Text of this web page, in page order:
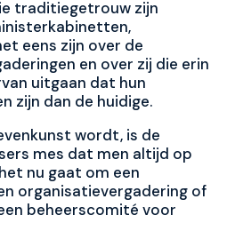
traditiegetrouw zijn
eens zijn over de
en over zij die erin
uitgaan dat hun
zijn dan de huidige.
wordt, is de
mes dat men altijd op
nu gaat om een
organisatievergadering of
beheerscomité voor